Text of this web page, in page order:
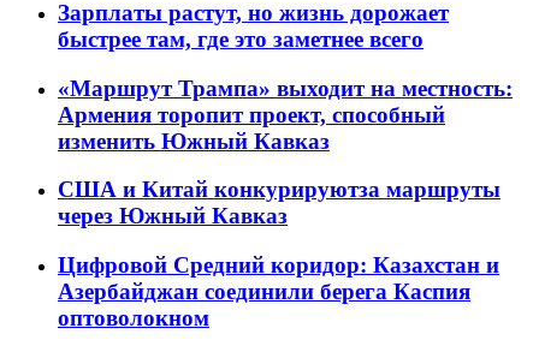
Зарплаты растут, но жизнь дорожает
быстрее там, где это заметнее всего
«Маршрут Трампа» выходит на местность:
Армения торопит проект, способный
изменить Южный Кавказ
США и Китай конкурируютза маршруты
через Южный Кавказ
Цифровой Средний коридор: Казахстан и
Азербайджан соединили берега Каспия
оптоволокном